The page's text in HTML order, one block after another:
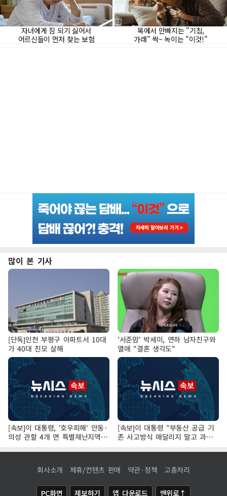
많이 본 기사
[단독]인천 부평구 아파트서 10대
가 40대 친모 살해
'서준맘' 박세미, 연하 남자친구와
열애 "결혼 생각도"
[속보]이 대통령, '호우피해' 안동·
의성 관할 4개 면 특별재난지역
선포
[속보]이 대통령 "부동산 공급 기
존 사고방식 매달리지 말고 과감
히 실천"
회사소개 제휴/컨텐츠 판매 약관·정책 고충처리
PC화면 제보하기 앱 다운로드 맨위로↑